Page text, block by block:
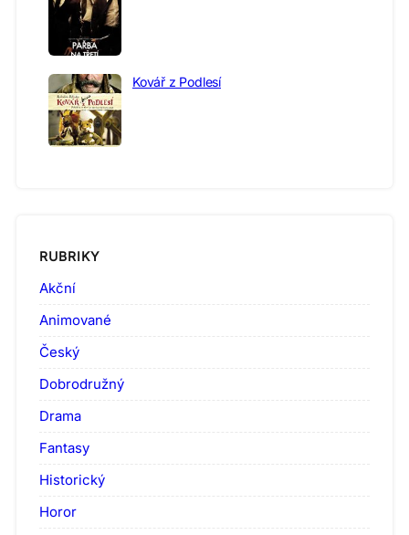
Kovář z Podlesí
RUBRIKY
Akční
Animované
Český
Dobrodružný
Drama
Fantasy
Historický
Horor